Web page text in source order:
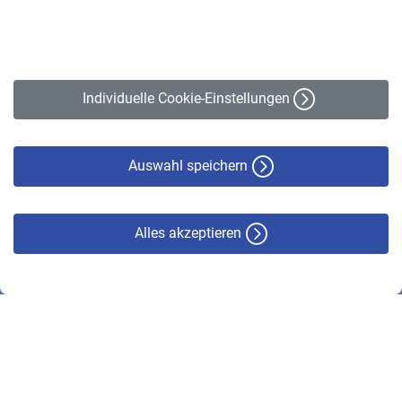
Individuelle Cookie-Einstellungen
Auswahl speichern
Alles akzeptieren
Erklärung zur Barrierefreiheit
© VBL 2026